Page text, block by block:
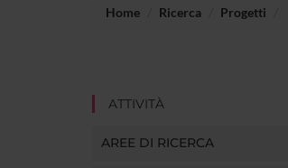
Home Ricerca Progetti
ATTIVITÀ
AREE DI RICERCA